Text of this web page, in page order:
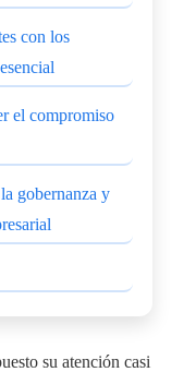
con los
el compromiso
gobernanza y
su atención casi